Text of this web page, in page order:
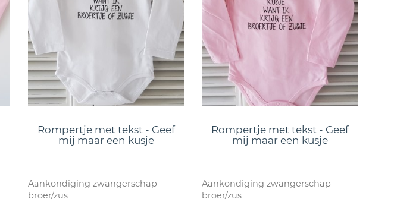
Rompertje met tekst - Geef
mij maar een kusje
Aankondiging zwangerschap
broer/zus
Rompertje met tekst - Geef
mij maar een kusje
Aankondiging zwangerschap
broer/zus